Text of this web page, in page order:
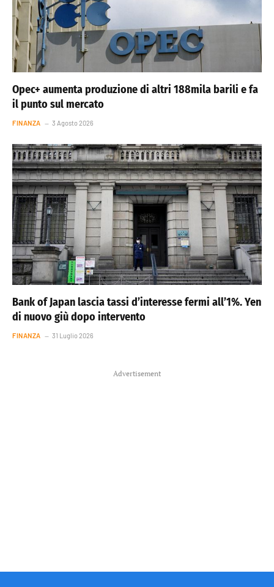
Opec+ aumenta produzione di altri 188mila barili e fa
il punto sul mercato
FINANZA 3 Agosto 2026
Bank of Japan lascia tassi d’interesse fermi all’1%. Yen
di nuovo giù dopo intervento
FINANZA 31 Luglio 2026
Advertisement